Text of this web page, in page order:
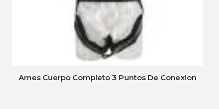
Arnes Cuerpo Completo 3 Puntos De Conexion